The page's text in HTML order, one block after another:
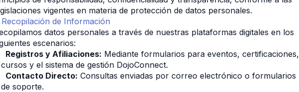
vigentes en materia de protección de datos personales.
Recopilación de Información
datos personales a través de nuestras plataformas digitales en los
escenarios:
Registros y Afiliaciones: Mediante formularios para eventos, certificaciones,
cursos y el sistema de gestión DojoConnect.
Contacto Directo: Consultas enviadas por correo electrónico o formularios
de soporte.